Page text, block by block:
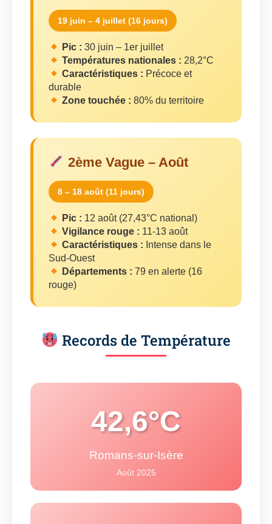
19 juin – 4 juillet (16 jours)
Pic : 30 juin – 1er juillet
Températures nationales : 28,2°C
Caractéristiques : Précoce et
durable
Zone touchée : 80% du territoire
2ème Vague – Août
8 – 18 août (11 jours)
Pic : 12 août (27,43°C national)
Vigilance rouge : 11-13 août
Caractéristiques : Intense dans le
Sud-Ouest
Départements : 79 en alerte (16
rouge)
Records de Température
42,6°C
Romans-sur-Isère
Août 2025